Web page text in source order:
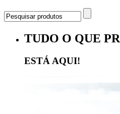
TUDO O QUE
ESTÁ AQUI!